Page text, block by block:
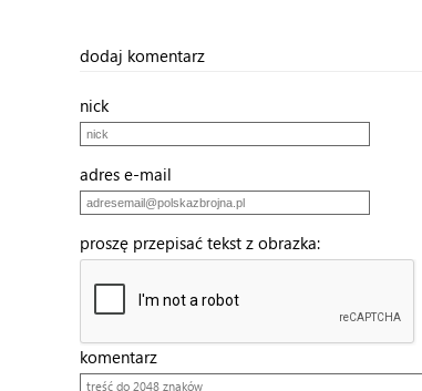
dodaj komentarz
nick
adres e-mail
proszę przepisać tekst z obrazka:
komentarz